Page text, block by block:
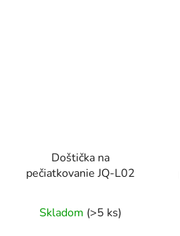
Doštička na
pečiatkovanie JQ-L02
Skladom (>5 ks)